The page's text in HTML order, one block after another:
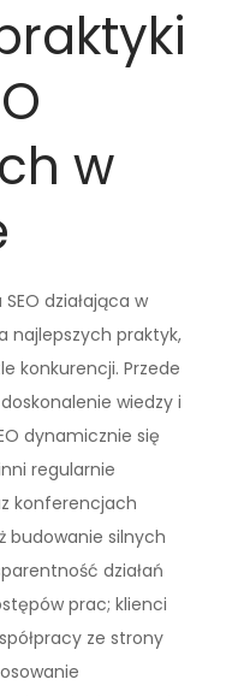
w
działająca w
najlepszych praktyk,
konkurencji. Przede
wiedzy i
dynamicznie się
regularnie
konferencjach
budowanie silnych
działań
prac; klienci
ze strony